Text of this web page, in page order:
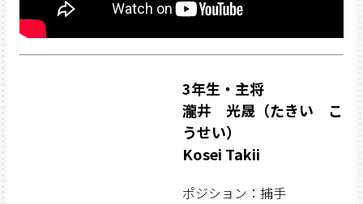
3年生・主将
瀧井 光晟（たきい こ
うせい）
Kosei Takii
ポジション：捕手